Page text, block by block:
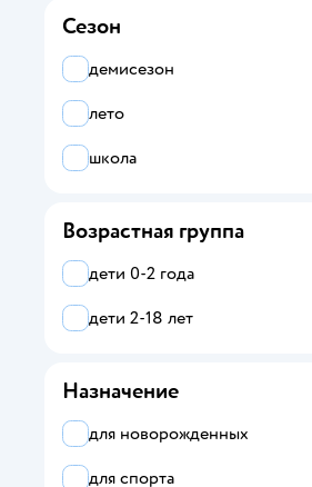
синий
черный
бежевый
Сезон
демисезон
лето
школа
Возрастная группа
дети 0-2 года
дети 2-18 лет
Назначение
для новорожденных
для спорта